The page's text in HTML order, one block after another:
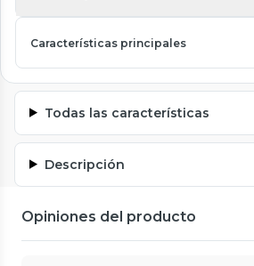
Características principales
Todas las características
Descripción
Opiniones del producto